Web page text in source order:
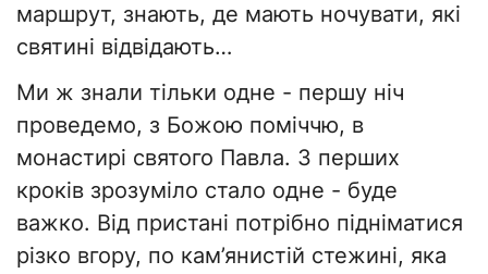
маршрут, знають, де мають ночувати, які
святині відвідають…
Ми ж знали тільки одне - першу ніч
проведемо, з Божою поміччю, в
монастирі святого Павла. З перших
кроків зрозуміло стало одне - буде
важко. Від пристані потрібно підніматися
різко вгору, по кам’янистій стежині, яка